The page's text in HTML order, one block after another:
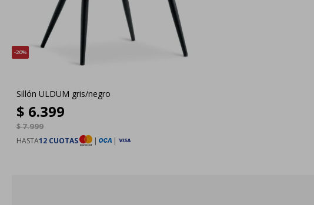
20
Sillón ULDUM gris/negro
$ 6.399
$7.999
HASTA12 CUOTAS | |